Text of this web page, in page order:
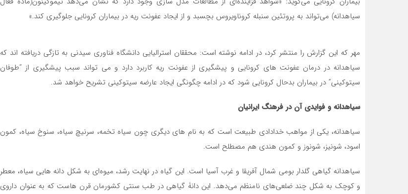
سیاهدانه) می‌تواند به پروتئین سنبله کروناویروس بچسبد و از ایجاد عفونت ریه در بیماران کرونایی جلوگیری کند.»
مهر که این گزارش را منتشر کرد، در ادامه نوشته است: محققان استرالیایی دانشگاه فناوری سیدنی به تازگی دریافته اند که
سیاهدانه در درمان عفونت های کرونایی و پیشگیری از عفونت ریه کاربرد دارد و می تواند سبب پیشگیری از “طوفان
سیتوکینی” در بیماران بدحال کرونایی شود که در ادامه چگونگی ایجاد عارضه سیتوکینی تشریح خواهد شد.
سیاهدانه و فوایدی آن در فرهنگ ایرانیان
سیاهدانه، یکی از مواهب خدادادی طبیعت است که به نام های دیگری چون سیاه تخمه، سرنیچ سیاه، سنوخ سیاه، کمون
اسود، شونیز، شونوز و کمون هندی هم مصطلح است.
سیاهدانه گیاهی گلدار بومی شمال آفریقا و غرب آسیا است. این گیاه در نهایت رشد، میوه‌ای به شکل دانه هایی سیاه، معطر
و کوچک به شکل چند ضلعی‌های نامنظم می‌دهد. این دانۀ گیاهی در طب سنتی کشورمان قرن هاست که به عنوان داروی